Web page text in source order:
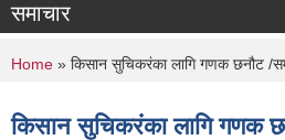
समाचार
You are here
Home » किसान सुचिकरंका लागि गणक छनौट /
किसान सुचिकरंका लागि गणक